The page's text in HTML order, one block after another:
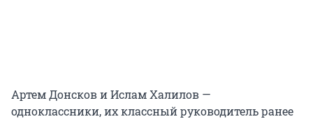
Артем Донсков и Ислам Халилов —
одноклассники, их классный руководитель ранее